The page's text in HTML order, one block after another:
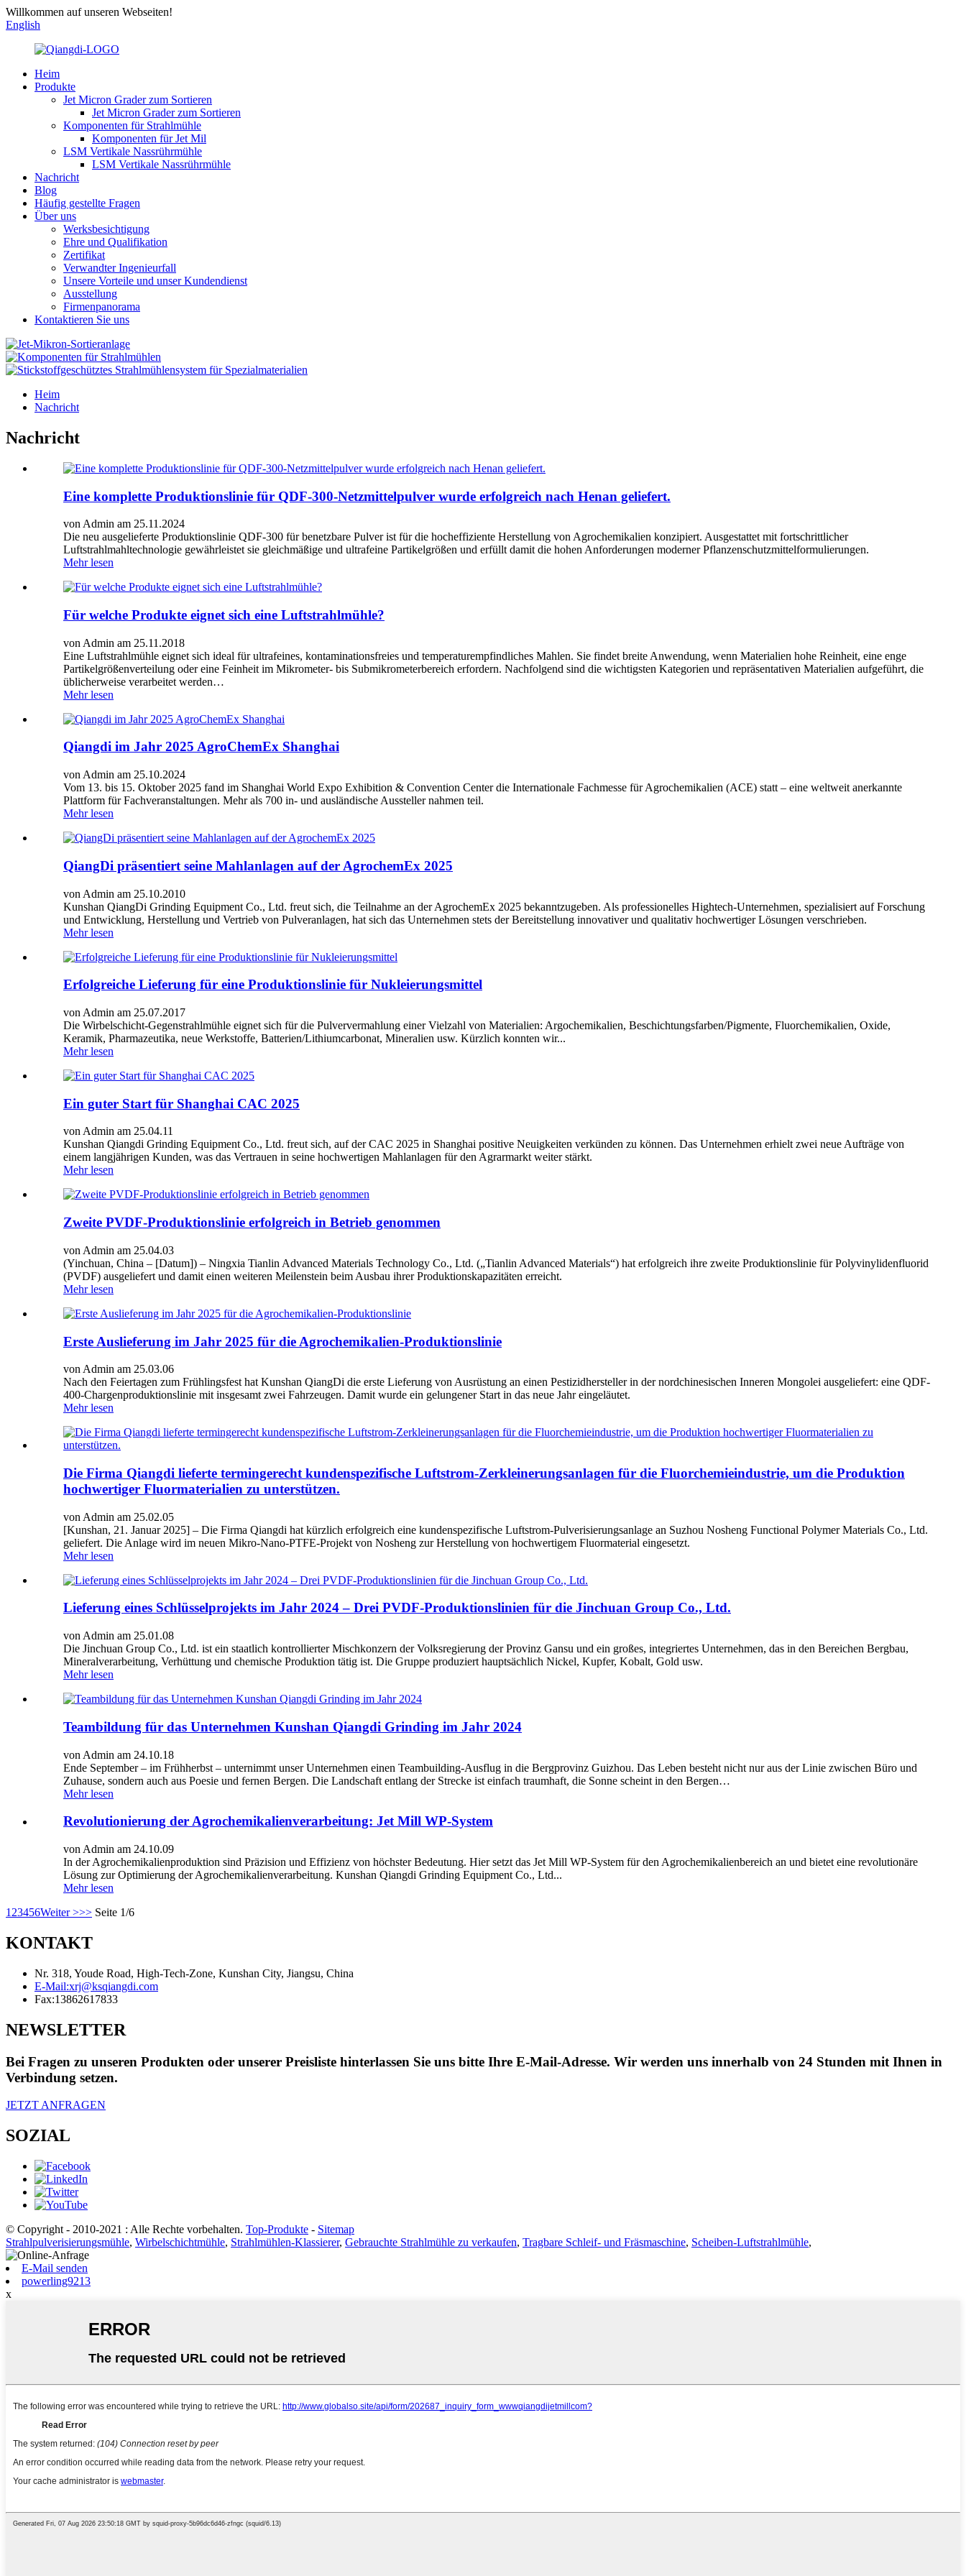
Willkommen auf unseren Webseiten!
English
Heim
Produkte
Jet Micron Grader zum Sortieren
Jet Micron Grader zum Sortieren
Komponenten für Strahlmühle
Komponenten für Jet Mil
LSM Vertikale Nassrührmühle
LSM Vertikale Nassrührmühle
Nachricht
Blog
Häufig gestellte Fragen
Über uns
Werksbesichtigung
Ehre und Qualifikation
Zertifikat
Verwandter Ingenieurfall
Unsere Vorteile und unser Kundendienst
Ausstellung
Firmenpanorama
Kontaktieren Sie uns
Heim
Nachricht
Nachricht
Eine komplette Produktionslinie für QDF-300-Netzmittelpulver wurde erfolgreich nach Henan geliefert.
von Admin am 25.11.2024
Die neu ausgelieferte Produktionslinie QDF-300 für benetzbare Pulver ist für die hocheffiziente Herstellung von Agrochemikalien konzipiert. Ausgestattet mit fortschrittlicher
Luftstrahlmahltechnologie gewährleistet sie gleichmäßige und ultrafeine Partikelgrößen und erfüllt damit die hohen Anforderungen moderner Pflanzenschutzmittelformulierungen.
Mehr lesen
Für welche Produkte eignet sich eine Luftstrahlmühle?
von Admin am 25.11.2018
Eine Luftstrahlmühle eignet sich ideal für ultrafeines, kontaminationsfreies und temperaturempfindliches Mahlen. Sie findet breite Anwendung, wenn Materialien hohe Reinheit, eine enge
Partikelgrößenverteilung oder eine Feinheit im Mikrometer- bis Submikrometerbereich erfordern. Nachfolgend sind die wichtigsten Kategorien und repräsentativen Materialien aufgeführt, die
üblicherweise verarbeitet werden…
Mehr lesen
Qiangdi im Jahr 2025 AgroChemEx Shanghai
von Admin am 25.10.2024
Vom 13. bis 15. Oktober 2025 fand im Shanghai World Expo Exhibition & Convention Center die Internationale Fachmesse für Agrochemikalien (ACE) statt – eine weltweit anerkannte
Plattform für Fachveranstaltungen. Mehr als 700 in- und ausländische Aussteller nahmen teil.
Mehr lesen
QiangDi präsentiert seine Mahlanlagen auf der AgrochemEx 2025
von Admin am 25.10.2010
Kunshan QiangDi Grinding Equipment Co., Ltd. freut sich, die Teilnahme an der AgrochemEx 2025 bekanntzugeben. Als professionelles Hightech-Unternehmen, spezialisiert auf Forschung
und Entwicklung, Herstellung und Vertrieb von Pulveranlagen, hat sich das Unternehmen stets der Bereitstellung innovativer und qualitativ hochwertiger Lösungen verschrieben.
Mehr lesen
Erfolgreiche Lieferung für eine Produktionslinie für Nukleierungsmittel
von Admin am 25.07.2017
Die Wirbelschicht-Gegenstrahlmühle eignet sich für die Pulververmahlung einer Vielzahl von Materialien: Argochemikalien, Beschichtungsfarben/Pigmente, Fluorchemikalien, Oxide,
Keramik, Pharmazeutika, neue Werkstoffe, Batterien/Lithiumcarbonat, Mineralien usw. Kürzlich konnten wir...
Mehr lesen
Ein guter Start für Shanghai CAC 2025
von Admin am 25.04.11
Kunshan Qiangdi Grinding Equipment Co., Ltd. freut sich, auf der CAC 2025 in Shanghai positive Neuigkeiten verkünden zu können. Das Unternehmen erhielt zwei neue Aufträge von
einem langjährigen Kunden, was das Vertrauen in seine hochwertigen Mahlanlagen für den Agrarmarkt weiter stärkt.
Mehr lesen
Zweite PVDF-Produktionslinie erfolgreich in Betrieb genommen
von Admin am 25.04.03
(Yinchuan, China – [Datum]) – Ningxia Tianlin Advanced Materials Technology Co., Ltd. („Tianlin Advanced Materials“) hat erfolgreich ihre zweite Produktionslinie für Polyvinylidenfluorid
(PVDF) ausgeliefert und damit einen weiteren Meilenstein beim Ausbau ihrer Produktionskapazitäten erreicht.
Mehr lesen
Erste Auslieferung im Jahr 2025 für die Agrochemikalien-Produktionslinie
von Admin am 25.03.06
Nach den Feiertagen zum Frühlingsfest hat Kunshan QiangDi die erste Lieferung von Ausrüstung an einen Pestizidhersteller in der nordchinesischen Inneren Mongolei ausgeliefert: eine QDF-
400-Chargenproduktionslinie mit insgesamt zwei Fahrzeugen. Damit wurde ein gelungener Start in das neue Jahr eingeläutet.
Mehr lesen
Die Firma Qiangdi lieferte termingerecht kundenspezifische Luftstrom-Zerkleinerungsanlagen für die Fluorchemieindustrie, um die Produktion
hochwertiger Fluormaterialien zu unterstützen.
von Admin am 25.02.05
[Kunshan, 21. Januar 2025] – Die Firma Qiangdi hat kürzlich erfolgreich eine kundenspezifische Luftstrom-Pulverisierungsanlage an Suzhou Nosheng Functional Polymer Materials Co., Ltd.
geliefert. Die Anlage wird im neuen Mikro-Nano-PTFE-Projekt von Nosheng zur Herstellung von hochwertigem Fluormaterial eingesetzt.
Mehr lesen
Lieferung eines Schlüsselprojekts im Jahr 2024 – Drei PVDF-Produktionslinien für die Jinchuan Group Co., Ltd.
von Admin am 25.01.08
Die Jinchuan Group Co., Ltd. ist ein staatlich kontrollierter Mischkonzern der Volksregierung der Provinz Gansu und ein großes, integriertes Unternehmen, das in den Bereichen Bergbau,
Mineralverarbeitung, Verhüttung und chemische Produktion tätig ist. Die Gruppe produziert hauptsächlich Nickel, Kupfer, Kobalt, Gold usw.
Mehr lesen
Teambildung für das Unternehmen Kunshan Qiangdi Grinding im Jahr 2024
von Admin am 24.10.18
Ende September – im Frühherbst – unternimmt unser Unternehmen einen Teambuilding-Ausflug in die Bergprovinz Guizhou. Das Leben besteht nicht nur aus der Linie zwischen Büro und
Zuhause, sondern auch aus Poesie und fernen Bergen. Die Landschaft entlang der Strecke ist einfach traumhaft, die Sonne scheint in den Bergen…
Mehr lesen
Revolutionierung der Agrochemikalienverarbeitung: Jet Mill WP-System
von Admin am 24.10.09
In der Agrochemikalienproduktion sind Präzision und Effizienz von höchster Bedeutung. Hier setzt das Jet Mill WP-System für den Agrochemikalienbereich an und bietet eine revolutionäre
Lösung zur Optimierung der Agrochemikalienverarbeitung. Kunshan Qiangdi Grinding Equipment Co., Ltd...
Mehr lesen
1 23456Weiter >>> Seite 1/6
KONTAKT
Nr. 318, Youde Road, High-Tech-Zone, Kunshan City, Jiangsu, China
E-Mail:xrj@ksqiangdi.com
Fax:13862617833
NEWSLETTER
Bei Fragen zu unseren Produkten oder unserer Preisliste hinterlassen Sie uns bitte Ihre E-Mail-Adresse. Wir werden uns innerhalb von 24 Stunden mit Ihnen in
Verbindung setzen.
JETZT ANFRAGEN
SOZIAL
© Copyright - 2010-2021 : Alle Rechte vorbehalten. Top-Produkte - Sitemap
Strahlpulverisierungsmühle, Wirbelschichtmühle, Strahlmühlen-Klassierer, Gebrauchte Strahlmühle zu verkaufen, Tragbare Schleif- und Fräsmaschine, Scheiben-Luftstrahlmühle,
E-Mail senden
powerling9213
x